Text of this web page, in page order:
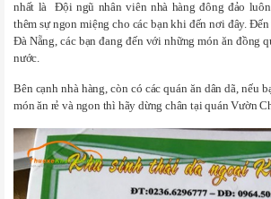
nhất là Đội ngũ nhân viên nhà hàng đông đảo
thêm sự ngon miệng cho các bạn khi đến nơi đây.
Đà Nẵng, các bạn đang đến với những món ăn đồng
nước.
Bên cạnh nhà hàng, còn có các quán ăn dân dã, nếu
món ăn rẻ và ngon thì hãy dừng chân tại quán Vườn